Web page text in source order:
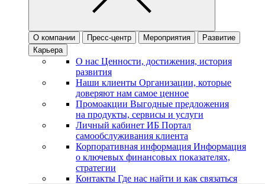
О компании Пресс-центр Мероприятия
Развитие
Карьера
О нас Ценности, достижения, история
развития
Наши клиенты Организации, которые
доверяют нам самое ценное
Промоакции Выгодные предложения
на продукты, сервисы и услуги
Личный кабинет ИБ Портал
самообслуживания клиента
Корпоративная информация Информация
о ключевых финансовых показателях,
стратегии
Контакты Где нас найти и как связаться